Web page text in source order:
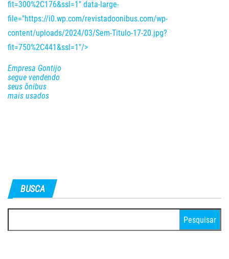
fit=300%2C176&ssl=1" data-large-
file="https://i0.wp.com/revistadoonibus.com/wp-
content/uploads/2024/03/Sem-Titulo-17-20.jpg?
fit=750%2C441&ssl=1"/>
Empresa Gontijo
segue vendendo
seus ônibus
mais usados
BUSCA
por: